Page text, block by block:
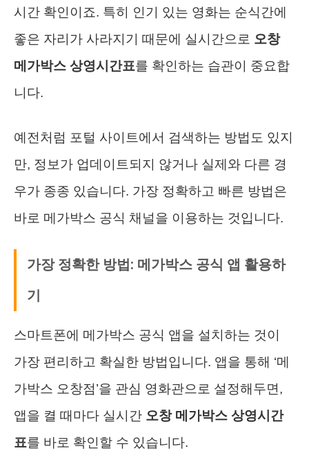
시간 확인이죠. 특히 인기 있는 영화는 순식간에
좋은 자리가 사라지기 때문에 실시간으로 오창
메가박스 상영시간표를 확인하는 습관이 중요합
니다.
예전처럼 포털 사이트에서 검색하는 방법도 있지
만, 정보가 업데이트되지 않거나 실제와 다른 경
우가 종종 있습니다. 가장 정확하고 빠른 방법은
바로 메가박스 공식 채널을 이용하는 것입니다.
가장 정확한 방법: 메가박스 공식 앱 활용하
기
스마트폰에 메가박스 공식 앱을 설치하는 것이
가장 편리하고 확실한 방법입니다. 앱을 통해 ‘메
가박스 오창점’을 관심 영화관으로 설정해두면,
앱을 켤 때마다 실시간 오창 메가박스 상영시간
표를 바로 확인할 수 있습니다.